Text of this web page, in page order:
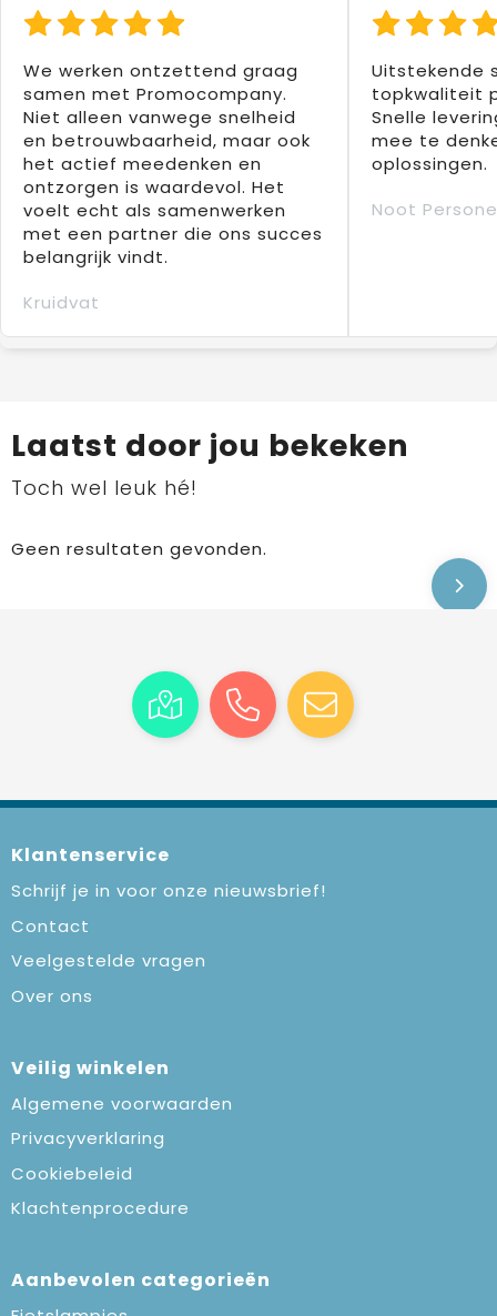
We werken ontzettend graag
samen met Promocompany.
Niet alleen vanwege snelheid
en betrouwbaarheid, maar ook
het actief meedenken en
ontzorgen is waardevol. Het
voelt echt als samenwerken
met een partner die ons succes
belangrijk vindt.
Kruidvat
Uitstekende
topkwaliteit
Snelle
mee te
oplossingen.
Noot
Laatst door jou bekeken
Toch wel leuk hé!
Geen resultaten gevonden.
Klantenservice
Schrijf je in voor onze nieuwsbrief!
Contact
Veelgestelde vragen
Over ons
Veilig winkelen
Algemene voorwaarden
Privacyverklaring
Cookiebeleid
Klachtenprocedure
Aanbevolen categorieën